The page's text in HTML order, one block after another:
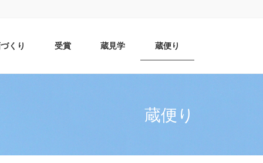
くり 受賞 蔵見学 蔵便り
蔵便り